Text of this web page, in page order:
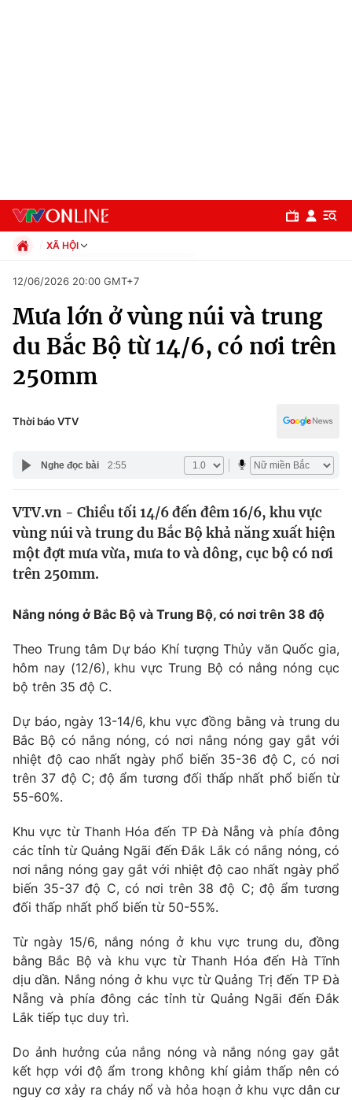
Chuyên mục
Chính trị
Thế giới
Tin tức
Kinh tế
Tài chính
Thị trường
Góc doanh nghiệp
Truyền hình
Hậu trường
Nhân vật
Khán giả
Giải sao mai
Giải trí
Điện ảnh
Âm nhạc
Đời sống
Du lịch
Làm đẹp
Chất lượng cuộc sống
Tuyển sinh
Học trực tuyến
Công nghệ
Hitech Công nghệ tương lai
Thị trường
Tư vấn
Giao lưu trực tuyến
Lịch phát sóng
Chuyên mục khác
Photo Infographic
XÃ HỘI
Xã hội
Pháp luật
Kinh tế
Thể thao
Truyền hình
Giáo dục
12/06/2026 20:00 GMT+7
Mưa lớn ở vùng núi và trung
du Bắc Bộ từ 14/6, có nơi trên
250mm
Thời báo VTV
Nghe đọc bài 2:55
VTV.vn - Chiều tối 14/6 đến đêm 16/6, khu vực
vùng núi và trung du Bắc Bộ khả năng xuất hiện
một đợt mưa vừa, mưa to và dông, cục bộ có nơi
trên 250mm.
Nắng nóng ở Bắc Bộ và Trung Bộ, có nơi trên 38 độ
Theo Trung tâm Dự báo Khí tượng Thủy văn Quốc gia,
hôm nay (12/6), khu vực Trung Bộ có nắng nóng cục
bộ trên 35 độ C.
Dự báo, ngày 13-14/6, khu vực đồng bằng và trung du
Bắc Bộ có nắng nóng, có nơi nắng nóng gay gắt với
nhiệt độ cao nhất ngày phổ biến 35-36 độ C, có nơi
trên 37 độ C; độ ẩm tương đối thấp nhất phổ biến từ
55-60%.
Khu vực từ Thanh Hóa đến TP Đà Nẵng và phía đông
các tỉnh từ Quảng Ngãi đến Đắk Lắk có nắng nóng, có
nơi nắng nóng gay gắt với nhiệt độ cao nhất ngày phổ
biến 35-37 độ C, có nơi trên 38 độ C; độ ẩm tương
đối thấp nhất phổ biến từ 50-55%.
Từ ngày 15/6, nắng nóng ở khu vực trung du, đồng
bằng Bắc Bộ và khu vực từ Thanh Hóa đến Hà Tĩnh
dịu dần. Nắng nóng ở khu vực từ Quảng Trị đến TP Đà
Nẵng và phía đông các tỉnh từ Quảng Ngãi đến Đắk
Lắk tiếp tục duy trì.
Do ảnh hưởng của nắng nóng và nắng nóng gay gắt
kết hợp với độ ẩm trong không khí giảm thấp nên có
nguy cơ xảy ra cháy nổ và hỏa hoạn ở khu vực dân cư